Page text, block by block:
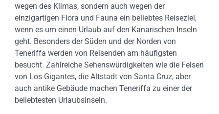
wegen des Klimas, sondern auch wegen der
einzigartigen Flora und Fauna ein beliebtes Reiseziel,
wenn es um einen Urlaub auf den Kanarischen Inseln
geht. Besonders der Süden und der Norden von
Teneriffa werden von Reisenden am häufigsten
besucht. Zahlreiche Sehenswürdigkeiten wie die Felsen
von Los Gigantes, die Altstadt von Santa Cruz, aber
auch antike Gebäude machen Teneriffa zu einer der
beliebtesten Urlaubsinseln.